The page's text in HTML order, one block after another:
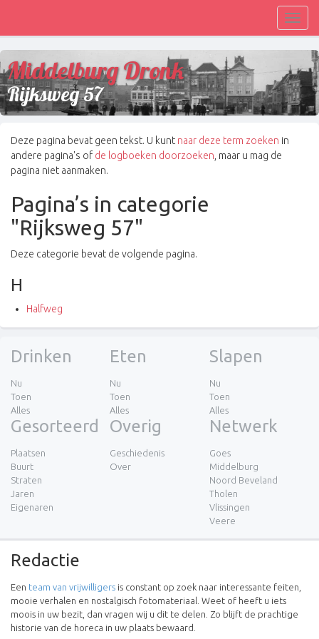
Middelburg Dronk
Rijksweg 57
Deze pagina bevat geen tekst. U kunt naar deze term zoeken in
andere pagina's of de logboeken doorzoeken , maar u mag de
pagina niet aanmaken.
Pagina’s in categorie
"Rijksweg 57"
Deze categorie bevat de volgende pagina.
H
Halfweg
Drinken
Nu
Toen
Alles
Eten
Nu
Toen
Alles
Slapen
Nu
Toen
Alles
Gesorteerd
Plaatsen
Buurt
Straten
Jaren
Eigenaren
Overig
Geschiedenis
Over
Netwerk
Goes
Middelburg
Noord Beveland
Tholen
Vlissingen
Veere
Redactie
Een team van vrijwilligers is constant op zoek naar interessante feiten,
mooie verhalen en nostalgisch fotomateriaal. Weet of heeft u iets
moois in uw bezit, dan vragen wij u dit te delen. Zo blijft de prachtige
historie van de horeca in uw plaats bewaard.